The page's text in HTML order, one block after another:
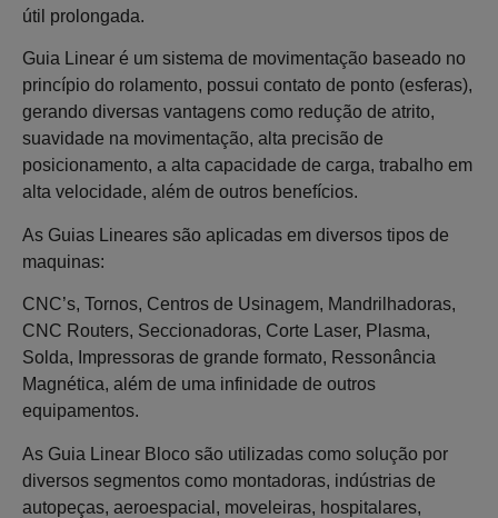
útil prolongada.
Guia Linear é um sistema de movimentação baseado no
princípio do rolamento, possui contato de ponto (esferas),
gerando diversas vantagens como redução de atrito,
suavidade na movimentação, alta precisão de
posicionamento, a alta capacidade de carga, trabalho em
alta velocidade, além de outros benefícios.
As Guias Lineares são aplicadas em diversos tipos de
maquinas:
CNC’s, Tornos, Centros de Usinagem, Mandrilhadoras,
CNC Routers, Seccionadoras, Corte Laser, Plasma,
Solda, Impressoras de grande formato, Ressonância
Magnética, além de uma infinidade de outros
equipamentos.
As Guia Linear Bloco são utilizadas como solução por
diversos segmentos como montadoras, indústrias de
autopeças, aeroespacial, moveleiras, hospitalares,